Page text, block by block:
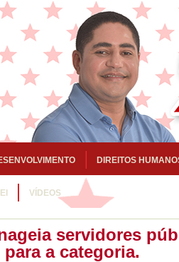
DIREITOS
VÍDEOS
servidores
a categoria.